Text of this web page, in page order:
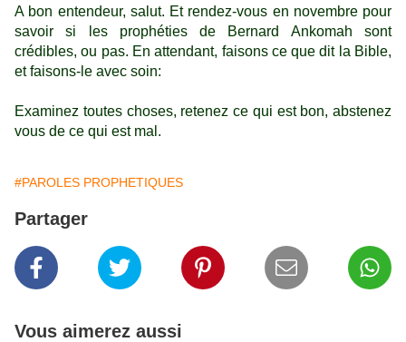
A bon entendeur, salut. Et rendez-vous en novembre pour
savoir si les prophéties de Bernard Ankomah sont
crédibles, ou pas. En attendant, faisons ce que dit la Bible,
et faisons-le avec soin:
Examinez toutes choses, retenez ce qui est bon, abstenez
vous de ce qui est mal.
#PAROLES PROPHETIQUES
Partager
Vous aimerez aussi